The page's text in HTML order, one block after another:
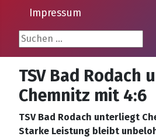
Impressum
Suchen ...
TSV Bad Rodach
Chemnitz mit 4:6
TSV Bad Rodach unterliegt
Starke Leistung bleibt